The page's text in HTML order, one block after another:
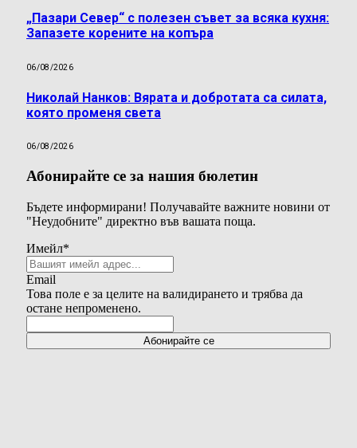
„Пазари Север“ с полезен съвет за всяка кухня:
Запазете корените на копъра
06/08/2026
Николай Нанков: Вярата и добротата са силата,
която променя света
06/08/2026
Абонирайте се за нашия бюлетин
Бъдете информирани! Получавайте важните новини от
"Неудобните" директно във вашата поща.
Имейл*
Email
Това поле е за целите на валидирането и трябва да
остане непроменено.